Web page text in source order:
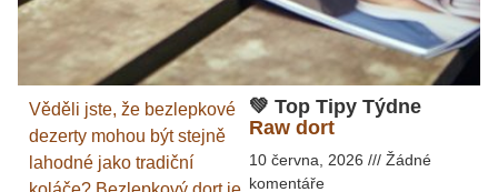
Věděli jste, že bezlepkové
dezerty mohou být stejně
lahodné jako tradiční
💚 Top Tipy Týdne
Raw dort
10 června, 2026
Žádné
komentáře